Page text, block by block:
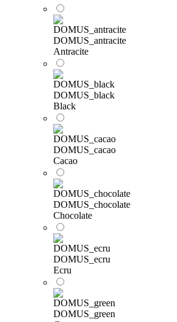
DOMUS_antracite
Antracite
DOMUS_black
Black
DOMUS_cacao
Cacao
DOMUS_chocolate
Chocolate
DOMUS_ecru
Ecru
DOMUS_green